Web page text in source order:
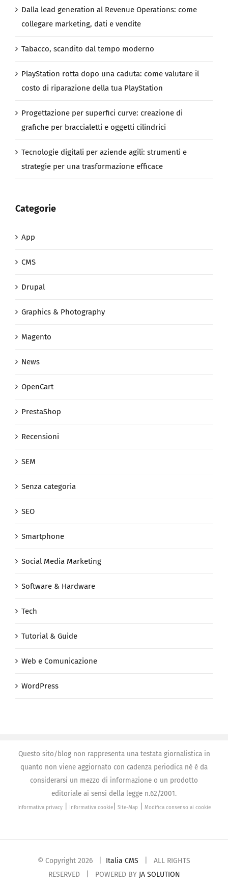
Dalla lead generation al Revenue Operations: come
collegare marketing, dati e vendite
Tabacco, scandito dal tempo moderno
PlayStation rotta dopo una caduta: come valutare il
costo di riparazione della tua PlayStation
Progettazione per superfici curve: creazione di
grafiche per braccialetti e oggetti cilindrici
Tecnologie digitali per aziende agili: strumenti e
strategie per una trasformazione efficace
Categorie
App
CMS
Drupal
Graphics & Photography
Magento
News
OpenCart
PrestaShop
Recensioni
SEM
Senza categoria
SEO
Smartphone
Social Media Marketing
Software & Hardware
Tech
Tutorial & Guide
Web e Comunicazione
WordPress
Questo sito/blog non rappresenta una testata giornalistica in
quanto non viene aggiornato con cadenza periodica né è da
considerarsi un mezzo di informazione o un prodotto
editoriale ai sensi della legge n.62/2001.
Informativa privacy Informativa cookie Site-Map Modifica consenso ai cookie
© Copyright 2026 | Italia CMS | ALL RIGHTS
RESERVED | POWERED BY JA SOLUTION